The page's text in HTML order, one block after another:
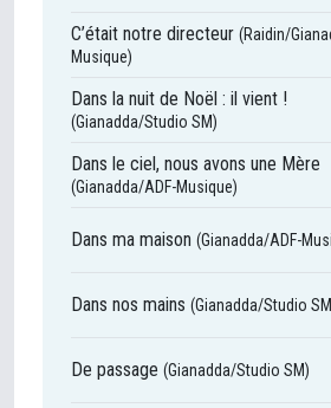
C’était notre directeur (Raidin/
Musique)
Dans la nuit de Noël : il vient !
(Gianadda/Studio SM)
Dans le ciel, nous avons une Mère
(Gianadda/ADF-Musique)
Dans ma maison (Gianadda/ADF-
Dans nos mains (Gianadda/Studio
De passage (Gianadda/Studio SM)